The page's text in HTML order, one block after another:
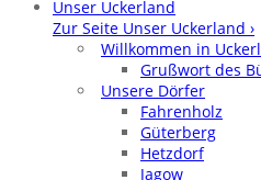
Unser Uckerland
Zur Seite Unser Uckerland ›
Willkommen in
Grußwort des
Unsere Dörfer
Fahrenholz
Güterberg
Hetzdorf
Jagow